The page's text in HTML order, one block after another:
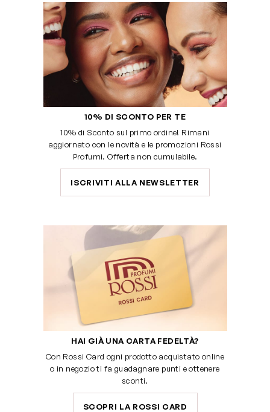
10% DI SCONTO PER TE
10% di Sconto sul primo ordine! Rimani
aggiornato con le novità e le promozioni Rossi
Profumi. Offerta non cumulabile.
ISCRIVITI ALLA NEWSLETTER
HAI GIÀ UNA CARTA FEDELTÀ?
Con Rossi Card ogni prodotto acquistato online
o in negozio ti fa guadagnare punti e ottenere
sconti.
SCOPRI LA ROSSI CARD